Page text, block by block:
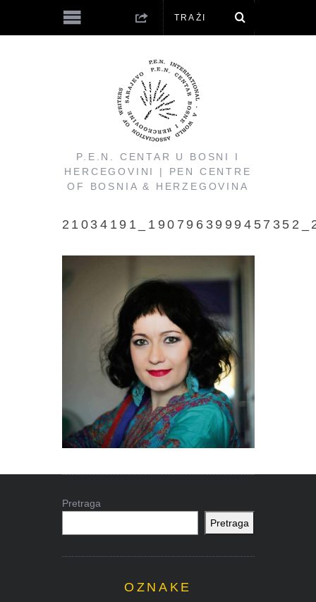
P.E.N. CENTAR U BOSNI I
HERCEGOVINI | PEN CENTRE
OF BOSNIA & HERZEGOVINA
Pretraga
Pretraga
OZNAKE